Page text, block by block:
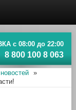
с 08:00 до 22:00
8 800 100 8 063
»